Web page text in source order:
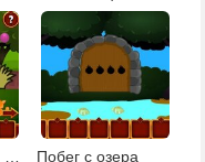
Побег из Земли кошек Побег с озера